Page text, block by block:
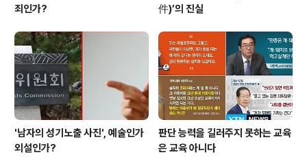
죄인가?
件)’의 진실
'남자의 성기노출 사진', 예술인가
외설인가?
판단 능력을 길러주지 못하는 교육
은 교육 아니다